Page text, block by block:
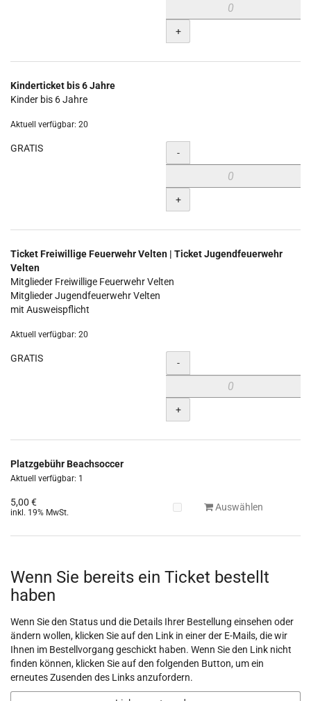
+
Kinderticket bis 6 Jahre
Kinder bis 6 Jahre
Aktuell verfügbar: 20
GRATIS Menge
-
+
Ticket Freiwillige Feuerwehr Velten | Ticket Jugendfeuerwehr
Velten
Mitglieder Freiwillige Feuerwehr Velten
Mitglieder Jugendfeuerwehr Velten
mit Ausweispflicht
Aktuell verfügbar: 20
GRATIS Menge
-
+
Platzgebühr Beachsoccer
Aktuell verfügbar: 1
5,00 €
inkl. 19% MwSt.
Auswählen
Wenn Sie bereits ein Ticket bestellt
haben
Wenn Sie den Status und die Details Ihrer Bestellung einsehen oder
ändern wollen, klicken Sie auf den Link in einer der E-Mails, die wir
Ihnen im Bestellvorgang geschickt haben. Wenn Sie den Link nicht
finden können, klicken Sie auf den folgenden Button, um ein
erneutes Zusenden des Links anzufordern.